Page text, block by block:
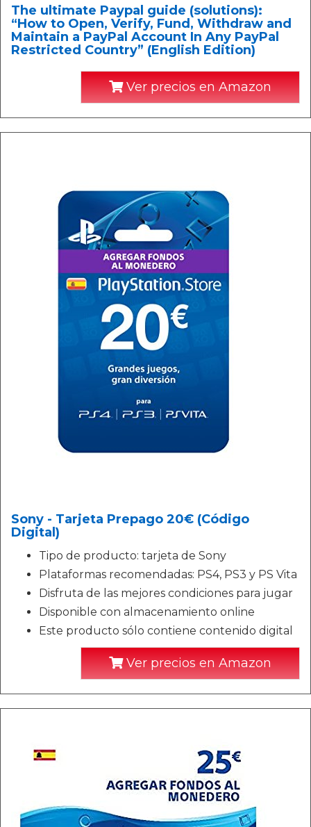
The ultimate Paypal guide (solutions):
“How to Open, Verify, Fund, Withdraw and
Maintain a PayPal Account In Any PayPal
Restricted Country” (English Edition)
Ver precios en Amazon
Sony - Tarjeta Prepago 20€ (Código
Digital)
Tipo de producto: tarjeta de Sony
Plataformas recomendadas: PS4, PS3 y PS Vita
Disfruta de las mejores condiciones para jugar
Disponible con almacenamiento online
Este producto sólo contiene contenido digital
Ver precios en Amazon